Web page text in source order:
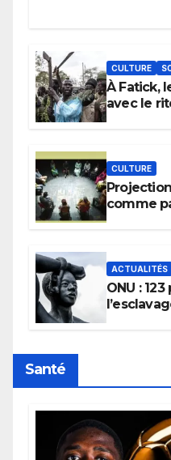
CULTURE
À Fatick,
avec le
CULTURE
comme
ACTUALITÉS
ONU :
Santé